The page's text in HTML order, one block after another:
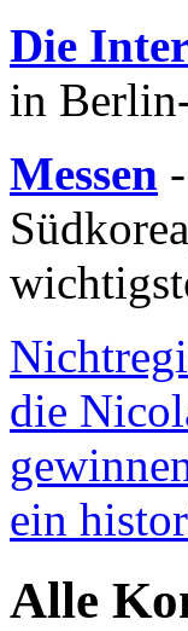
Die
in
Messen
die
ein
Alle